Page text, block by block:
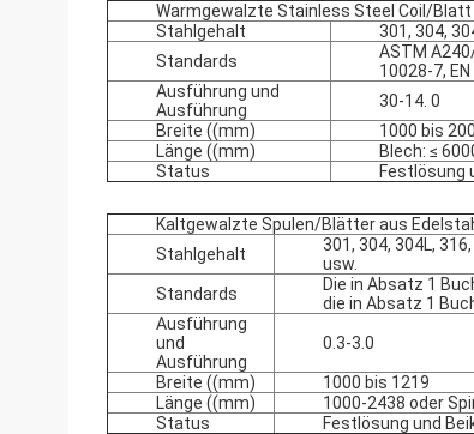
Warmgewalzte Stainless Steel Coil/Blatt
Stahlgehalt
301, 304,
Standards
ASTM
10028-7,
Ausführung und
Ausführung
30-14. 0
Breite ((mm)
1000 bis
Länge ((mm)
Blech: ≤
Status
Festlösung
Kaltgewalzte Spulen/Blätter aus
Stahlgehalt
301, 304, 304L,
usw.
Standards
Die in Absatz 1
die in Absatz 1
Ausführung
und
Ausführung
0.3-3.0
Breite ((mm)
1000 bis 1219
Länge ((mm)
1000-2438 oder
Status
Festlösung und